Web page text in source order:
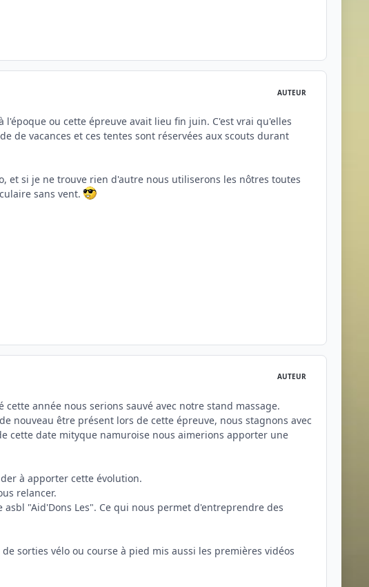
AUTEUR
ou cette épreuve avait lieu fin juin. C'est vrai qu'elles
de vacances et ces tentes sont réservées aux scouts durant
et si je ne trouve rien d'autre nous utiliserons les nôtres toutes
sans vent.
AUTEUR
année nous serions sauvé avec notre stand massage.
nouveau être présent lors de cette épreuve, nous stagnons avec
cette date mityque namuroise nous aimerions apporter une
à apporter cette évolution.
relancer.
"Aid'Dons Les". Ce qui nous permet d'entreprendre des
sorties vélo ou course à pied mis aussi les premières vidéos